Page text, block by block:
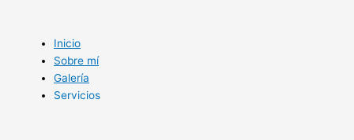
contenidoInicio
Sobre mí
Galería
Servicios